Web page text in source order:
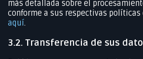
más detallada sobre el
conforme a sus respectivas políticas
aquí.
3.2. Transferencia de sus